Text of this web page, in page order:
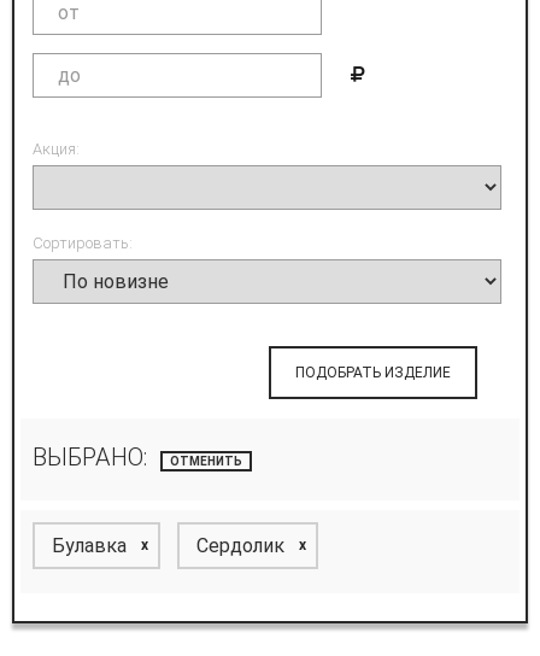
Акция:
Сортировать:
ПОДОБРАТЬ ИЗДЕЛИЕ
ВЫБРАНО: ОТМЕНИТЬ
Булавка x Сердолик x